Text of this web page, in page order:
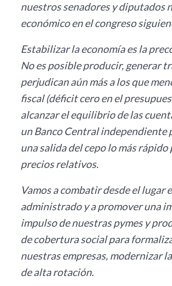
nuestros senadores y diputados
económico en el congreso
Estabilizar la economía es la
No es posible producir, generar
perjudican aún más a los que
fiscal (déficit cero en el
alcanzar el equilibrio de las
un Banco Central independiente
una salida del cepo lo más
precios relativos.
Vamos a combatir desde el lugar
administrado y a promover una
impulso de nuestras pymes y
de cobertura social para
nuestras empresas, modernizar
de alta rotación.